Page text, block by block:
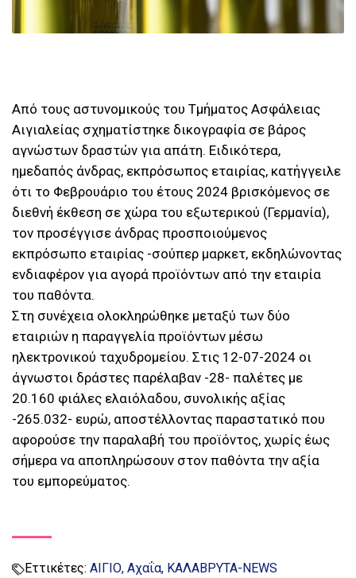
Από τους αστυνομικούς του Τμήματος Ασφάλειας
Αιγιαλείας σχηματίστηκε δικογραφία σε βάρος
αγνώστων δραστών για απάτη. Ειδικότερα,
ημεδαπός άνδρας, εκπρόσωπος εταιρίας, κατήγγειλε
ότι το Φεβρουάριο του έτους 2024 βρισκόμενος σε
διεθνή έκθεση σε χώρα του εξωτερικού (Γερμανία),
τον προσέγγισε άνδρας προσποιούμενος
εκπρόσωπο εταιρίας -σούπερ μαρκετ, εκδηλώνοντας
ενδιαφέρον για αγορά προϊόντων από την εταιρία
του παθόντα.
Στη συνέχεια ολοκληρώθηκε μεταξύ των δύο
εταιριών η παραγγελία προϊόντων μέσω
ηλεκτρονικού ταχυδρομείου. Στις 12-07-2024 οι
άγνωστοι δράστες παρέλαβαν -28- παλέτες με
20.160 φιάλες ελαιόλαδου, συνολικής αξίας
-265.032- ευρώ, αποστέλλοντας παραστατικό που
αφορούσε την παραλαβή του προϊόντος, χωρίς έως
σήμερα να αποπληρώσουν στον παθόντα την αξία
του εμπορεύματος.
Εττικέτες: ΑΙΓΙΟ Αχαΐα ΚΑΛΑΒΡΥΤΑ-NEWS